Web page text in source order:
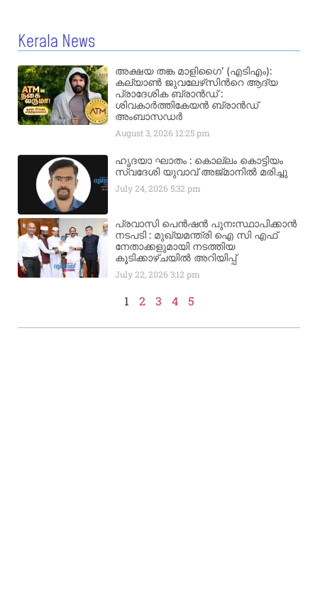
Kerala News
അക്ഷയ തങ്ക മാളിഗൈ’ (എടിഎം):
കല്യാണ്‍ ജുവലേഴ്‌സിന്‍റെ ആദ്യ
പ്രാദേശിക ബ്രാന്‍ഡ് :
ശിവകാര്‍ത്തികേയന്‍ ബ്രാന്‍ഡ്
അംബാസഡര്‍
August 3, 2026 12:25 pm
ഹൃദയാ ഘാതം : കൊല്ലം കൊട്ടിയം
സ്വദേശി യുവാവ് അജ്മാനിൽ മരിച്ചു
July 24, 20265:32 pm
പ്രവാസി പെൻഷൻ പുനഃസ്ഥാപിക്കാൻ
നടപടി : മുഖ്യമന്ത്രി ഐ സി എഫ്
നേതാക്കളുമായി നടത്തിയ
കൂടിക്കാഴ്ചയിൽ അറിയിപ്പ്
July 22, 20263:12 pm
1 2 3 4 5